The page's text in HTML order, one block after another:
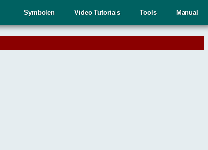
Manual
Tools
Video Tutorials
Symbolen